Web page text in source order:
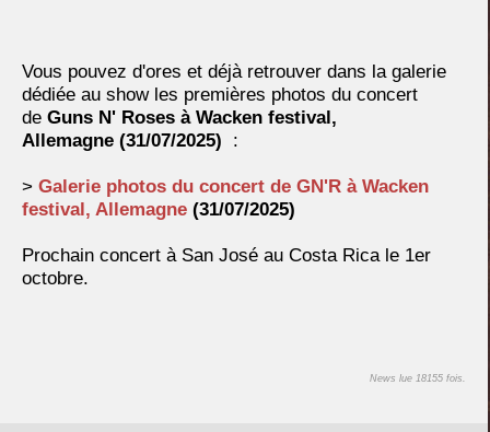
Vous pouvez d'ores et déjà retrouver dans la galerie
dédiée au show les premières photos du concert
de Guns N' Roses à Wacken festival,
Allemagne (31/07/2025) :
> Galerie photos du concert de GN'R à Wacken
festival, Allemagne (31/07/2025)
Prochain concert à San José au Costa Rica le 1er
octobre.
News lue 18155 fois.